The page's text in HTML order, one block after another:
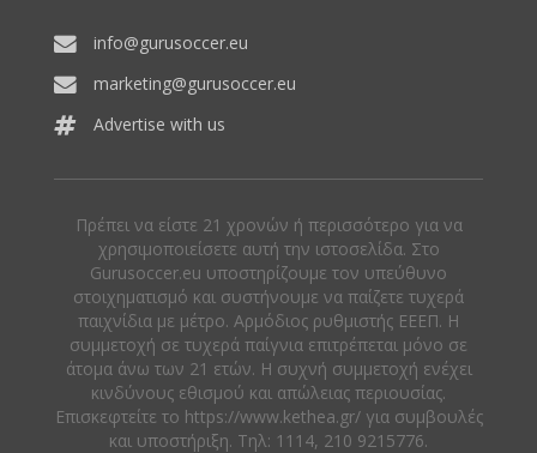
info@gurusoccer.eu
marketing@gurusoccer.eu
Advertise with us
Πρέπει να είστε 21 χρονών ή περισσότερο για να
χρησιμοποιείσετε αυτή την ιστοσελίδα. Στο
Gurusoccer.eu υποστηρίζουμε τον υπεύθυνο
στοιχηματισμό και συστήνουμε να παίζετε τυχερά
παιχνίδια με μέτρο. Αρμόδιος ρυθμιστής ΕΕΕΠ. Η
συμμετοχή σε τυχερά παίγνια επιτρέπεται μόνο σε
άτομα άνω των 21 ετών. Η συχνή συμμετοχή ενέχει
κινδύνους εθισμού και απώλειας περιουσίας.
Eπισκεφτείτε το https://www.kethea.gr/ για συμβουλές
και υποστήριξη. Tηλ: 1114, 210 9215776.